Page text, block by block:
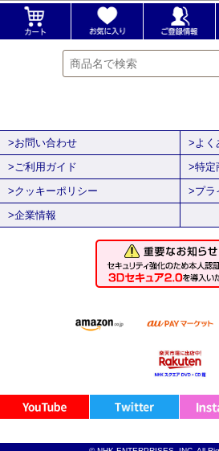
>お問い合わせ
>よく
>ご利用ガイド
>特定
>クッキーポリシー
>プラ
>企業情報